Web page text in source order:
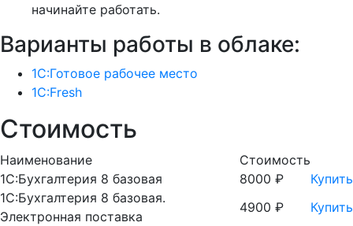
начинайте работать.
Варианты работы в облаке:
1С:Готовое рабочее место
1C:Fresh
Стоимость
Наименование
Стоимость
1С:Бухгалтерия 8 базовая
8000 ₽
Купить
1С:Бухгалтерия 8 базовая.
Электронная поставка
4900 ₽
Купить